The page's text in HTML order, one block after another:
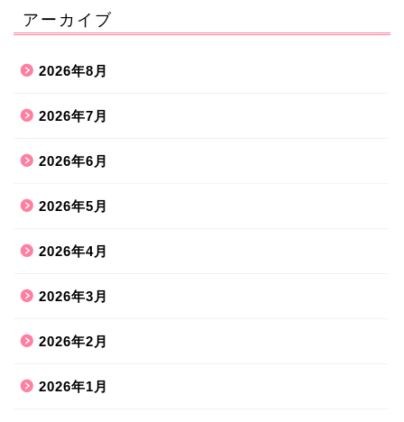
アーカイブ
2026年8月
2026年7月
2026年6月
2026年5月
2026年4月
2026年3月
2026年2月
2026年1月